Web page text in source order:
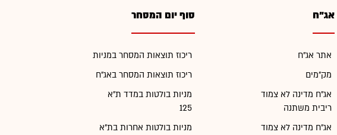
אג"ח
אתר אג"ח
מק"מים
אג"ח מדינה לא צמוד
ריבית משתנה
אג"ח מדינה לא צמוד
סוף יום המסחר
ריכוז תוצאות המסחר במניות
ריכוז תוצאות המסחר באג"ח
מניות בולטות במדד ת"א
125
מניות בולטות אחרות בת"א